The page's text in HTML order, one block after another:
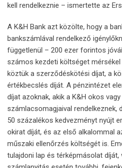
kell rendelkeznie – ismertette az
A K&H Bank azt közölte, hogy a
bankszámlával rendelkező
függetlenül – 200 ezer forintos
számos kezdeti költséget mérsékel
köztük a szerződéskötési díjat, a
értékbecslés díját. A pénzintézet
díjat azoknak, akik a K&H okos
számlacsomagjaival rendelkeznek,
50 százalékos kedvezményt nyújt
okirat díját, és az első alkalommal
műszaki ellenőrzés költségét is.
tulajdoni lap és térképmásolat